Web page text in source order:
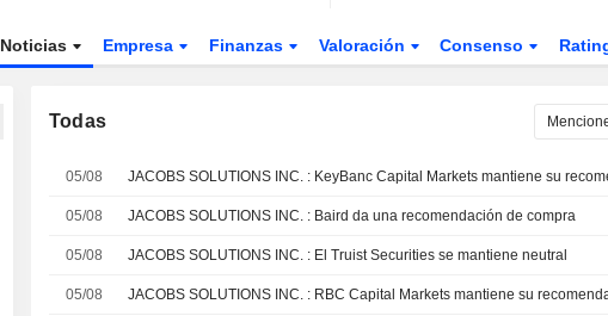
Noticias Empresa Finanzas Valoración Consenso
Todas
05/08
05/08 JACOBS SOLUTIONS INC. : Baird da una recomendación de compra
05/08 JACOBS SOLUTIONS INC. : El Truist Securities se mantiene neutral
05/08